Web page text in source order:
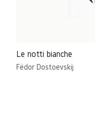
Le notti bianche
Fëdor Dostoevskij